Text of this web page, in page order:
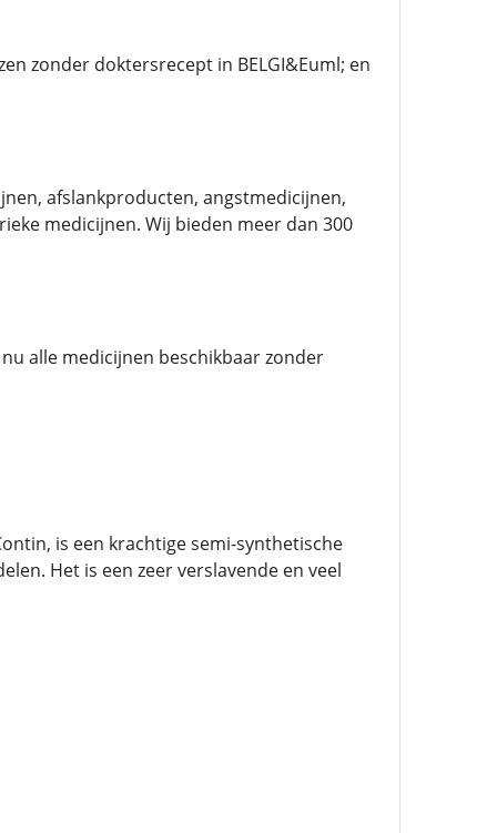
zonder doktersrecept in BELGI&Euml; en
afslankproducten, angstmedicijnen,
medicijnen. Wij bieden meer dan 300
alle medicijnen beschikbaar zonder
is een krachtige semi-synthetische
Het is een zeer verslavende en veel